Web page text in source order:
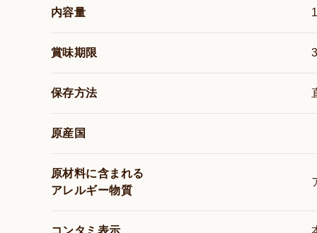
内容量
賞味期限
保存方法
原産国
原材料に含まれる
アレルギー物質